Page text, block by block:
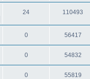
24 110493
0 56417
0 54832
0 55819